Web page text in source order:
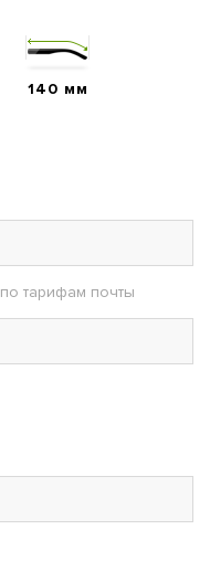
140 мм
по тарифам почты